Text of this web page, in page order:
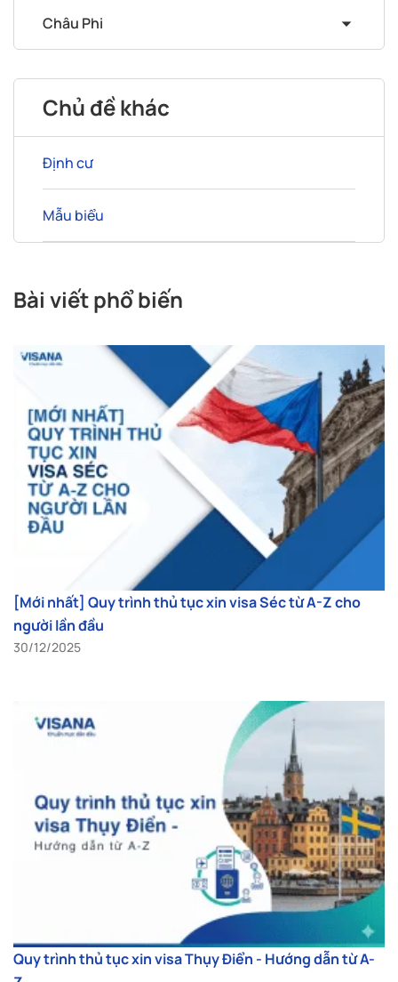
Châu Phi
Chủ đề khác
Định cư
Mẫu biểu
Bài viết phổ biến
[Mới nhất] Quy trình thủ tục xin visa Séc từ A-Z cho
người lần đầu
30/12/2025
Quy trình thủ tục xin visa Thụy Điển - Hướng dẫn từ A-